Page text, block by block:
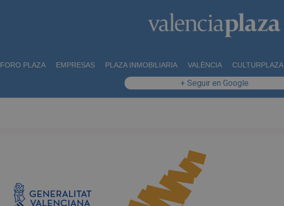
FORO PLAZA EMPRESAS PLAZA INMOBILIARIA VALÈNCIA CULTURPLAZA
+ Seguir en Google